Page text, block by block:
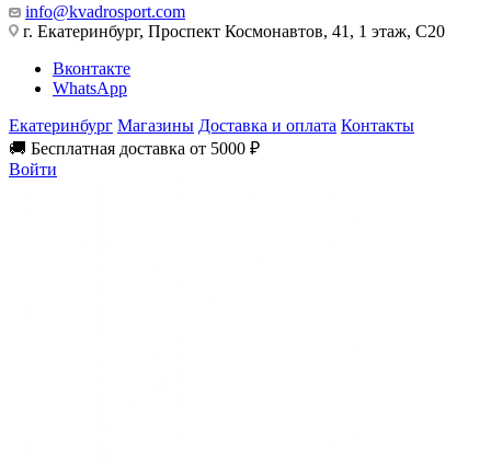
info@kvadrosport.com
г. Екатеринбург, Проспект Космонавтов, 41, 1 этаж, С20
Вконтакте
WhatsApp
Екатеринбург Магазины Доставка и оплата Контакты
🚚 Бесплатная доставка от 5000 ₽
Войти